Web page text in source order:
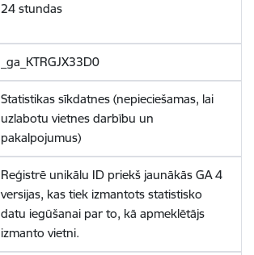
24 stundas
_ga_KTRGJX33D0
Statistikas sīkdatnes (nepieciešamas, lai
uzlabotu vietnes darbību un
pakalpojumus)
Reģistrē unikālu ID priekš jaunākās GA 4
versijas, kas tiek izmantots statistisko
datu iegūšanai par to, kā apmeklētājs
izmanto vietni.